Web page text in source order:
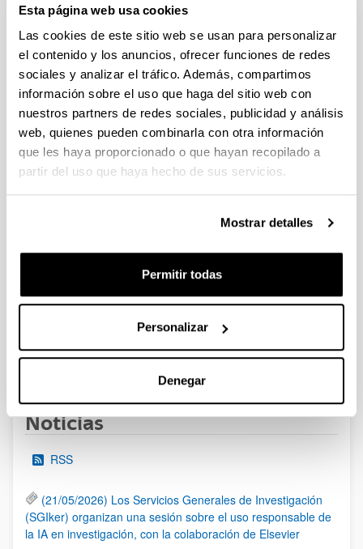
Esta página web usa cookies
Las cookies de este sitio web se usan para personalizar
el contenido y los anuncios, ofrecer funciones de redes
sociales y analizar el tráfico. Además, compartimos
información sobre el uso que haga del sitio web con
nuestros partners de redes sociales, publicidad y análisis
web, quienes pueden combinarla con otra información
que les haya proporcionado o que hayan recopilado a
partir del uso que haya hecho de sus servicios.
Mostrar detalles
Permitir todas
Personalizar
Denegar
Abierto el plazo de presentación (Fecha de fin del plazo de
presentación: 30/09/2026)
Plazo interno EHU documentación solicitudes : 15 de
septiembre de 2026
CONVOCATORIA PARA LA CONTRATACIÓN DE
PERSONAL INVESTIGADOR EN FORMACIÓN EN LA EHU
(2026)
Plazo de presentación cerrado: 15/06/2026 - 06/07/2026 23:59
PESQUERO Y ALIMENTARIO VASCO 2026-IKERTALENT
Plazo de presentación cerrado: 26/05/2026 - 02/06/2026
(12/06/2026) Listado provisional de solicitudes seleccionadas
y desestimadas. Plazo de presentación de alegaciones: hasta
el 17 de junio de 2026, inclusive.
1 2 3 ... 95
Noticias
RSS
(21/05/2026) Los Servicios Generales de Investigación
(SGIker) organizan una sesión sobre el uso responsable de
la IA en investigación, con la colaboración de Elsevier